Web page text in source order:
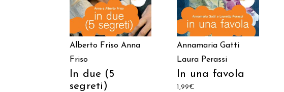
Alberto Friso Anna
Friso
In due (5
segreti)
Annamaria Gatti
Laura Perassi
In una favola
1,99€